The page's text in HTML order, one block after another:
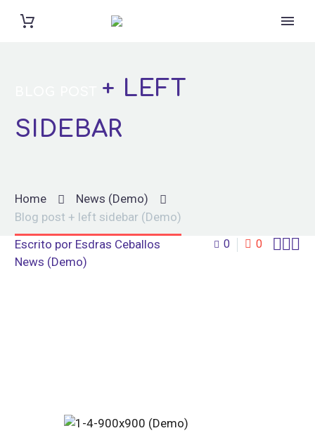
+ LEFT
SIDEBAR
Home
News (Demo)
Blog post + left sidebar (Demo)
0 0 
Escrito por Esdras Ceballos
News (Demo)